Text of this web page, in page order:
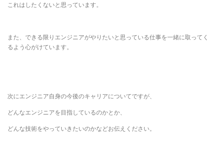
これはしたくないと思っています。
また、できる限りエンジニアがやりたいと思っている仕事を一緒に取ってく
るよう心がけています。
次にエンジニア自身の今後のキャリアについてですが、
どんなエンジニアを目指しているのかとか、
どんな技術をやっていきたいのかなどお伝えください。